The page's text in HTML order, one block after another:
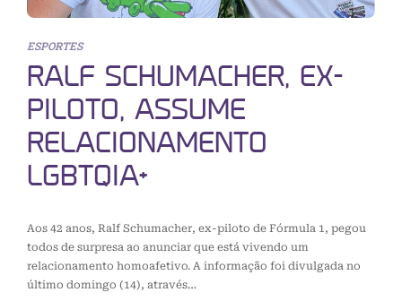
ESPORTES
RALF SCHUMACHER, EX-
PILOTO, ASSUME
RELACIONAMENTO
LGBTQIA+
Aos 42 anos, Ralf Schumacher, ex-piloto de Fórmula 1, pegou
todos de surpresa ao anunciar que está vivendo um
relacionamento homoafetivo. A informação foi divulgada no
último domingo (14), através…